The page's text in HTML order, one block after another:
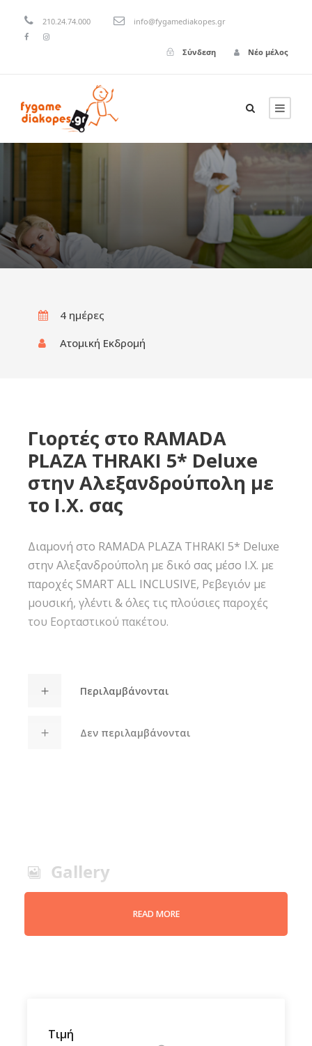
210.24.74.000 info@fygamediakopes.gr
Σύνδεση Νέο μέλος
Τιμή
4 ημέρες
Ατομική Εκδρομή
Γιορτές στο RAMADA
PLAZA THRAKI 5* Deluxe
στην Αλεξανδρούπολη με
το Ι.Χ. σας
Διαμονή στο RAMADA PLAZA THRAKI 5* Deluxe
στην Αλεξανδρούπολη με δικό σας μέσο Ι.Χ. µε
παροχές SMART ALL INCLUSIVE, Ρεβεγιόν µε
µουσική, γλέντι & όλες τις πλούσιες παροχές
του Εορταστικού πακέτου.
Περιλαμβάνονται
Δεν περιλαμβάνονται
Gallery
READ MORE